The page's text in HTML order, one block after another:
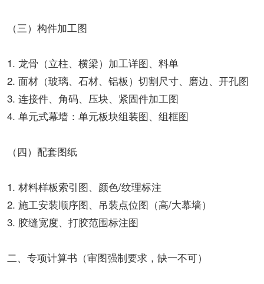
（三）构件加工图
1. 龙骨（立柱、横梁）加工详图、料单
2. 面材（玻璃、石材、铝板）切割尺寸、磨边、开孔图
3. 连接件、角码、压块、紧固件加工图
4. 单元式幕墙：单元板块组装图、组框图
（四）配套图纸
1. 材料样板索引图、颜色/纹理标注
2. 施工安装顺序图、吊装点位图（高/大幕墙）
3. 胶缝宽度、打胶范围标注图
二、专项计算书（审图强制要求，缺一不可）